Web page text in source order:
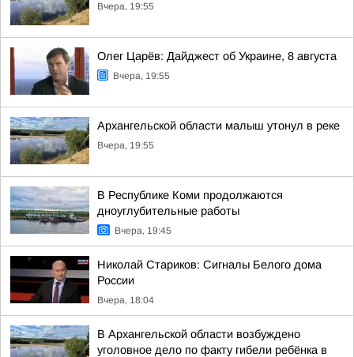
Вчера, 19:55
Олег Царёв: Дайджест об Украине, 8 августа
Вчера, 19:55
Архангельской области малыш утонул в реке
Вчера, 19:55
В Республике Коми продолжаются
дноуглубительные работы
Вчера, 19:45
Николай Стариков: Сигналы Белого дома
России
Вчера, 18:04
В Архангельской области возбуждено
уголовное дело по факту гибели ребёнка в